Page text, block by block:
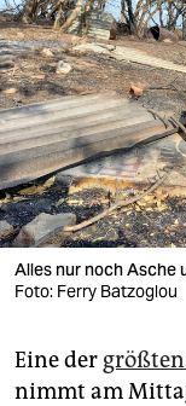
Alles nur noch Asche
Foto: Ferry Batzoglou
Eine der
nimmt am